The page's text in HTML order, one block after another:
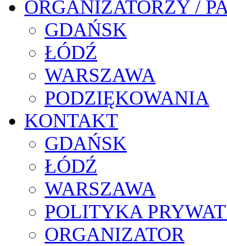
ORGANIZATORZY /
GDAŃSK
ŁÓDŹ
WARSZAWA
PODZIĘKOWANIA
KONTAKT
GDAŃSK
ŁÓDŹ
WARSZAWA
POLITYKA
ORGANIZATOR